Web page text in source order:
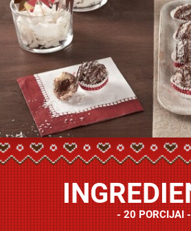
20 PORCIJAI